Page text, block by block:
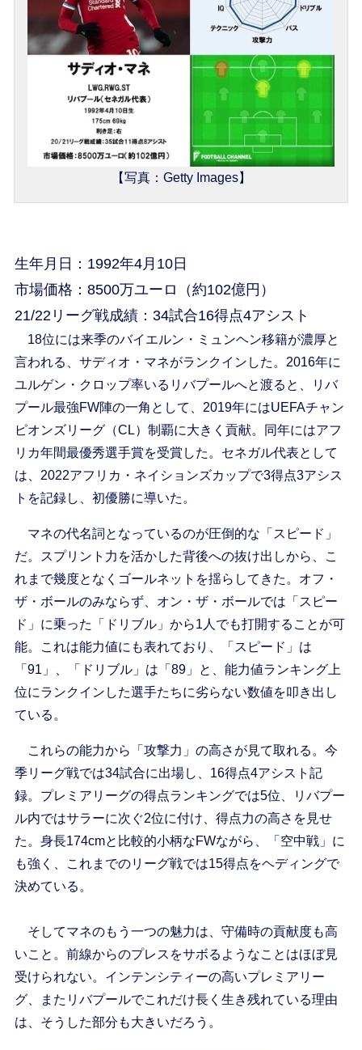
【写真：Getty Images】
生年月日：1992年4月10日
市場価格：8500万ユーロ（約102億円）
21/22リーグ戦成績：34試合16得点4アシスト
18位には来季のバイエルン・ミュンヘン移籍が濃厚と
言われる、サディオ・マネがランクインした。2016年に
ユルゲン・クロップ率いるリバプールへと渡ると、リバ
プール最強FW陣の一角として、2019年にはUEFAチャン
ピオンズリーグ（CL）制覇に大きく貢献。同年にはアフ
リカ年間最優秀選手賞を受賞した。セネガル代表として
は、2022アフリカ・ネイションズカップで3得点3アシス
トを記録し、初優勝に導いた。
マネの代名詞となっているのが圧倒的な「スピード」
だ。スプリント力を活かした背後への抜け出しから、こ
れまで幾度となくゴールネットを揺らしてきた。オフ・
ザ・ボールのみならず、オン・ザ・ボールでは「スピー
ド」に乗った「ドリブル」から1人でも打開することが可
能。これは能力値にも表れており、「スピード」は
「91」、「ドリブル」は「89」と、能力値ランキング上
位にランクインした選手たちに劣らない数値を叩き出し
ている。
これらの能力から「攻撃力」の高さが見て取れる。今
季リーグ戦では34試合に出場し、16得点4アシスト記
録。プレミアリーグの得点ランキングでは5位、リバプー
ル内ではサラーに次ぐ2位に付け、得点力の高さを見せ
た。身長174cmと比較的小柄なFWながら、「空中戦」に
も強く、これまでのリーグ戦では15得点をヘディングで
決めている。
そしてマネのもう一つの魅力は、守備時の貢献度も高
いこと。前線からのプレスをサボるようなことはほぼ見
受けられない。インテンシティーの高いプレミアリー
グ、またリバプールでこれだけ長く生き残れている理由
は、そうした部分も大きいだろう。